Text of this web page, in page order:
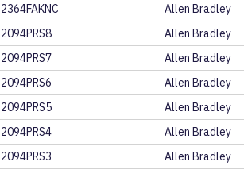
2364FAKNC Allen Bradley
2094PRS8 Allen Bradley
2094PRS7 Allen Bradley
2094PRS6 Allen Bradley
2094PRS5 Allen Bradley
2094PRS4 Allen Bradley
2094PRS3 Allen Bradley